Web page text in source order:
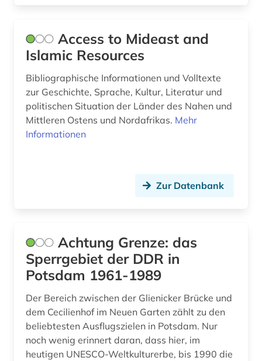
generalgouverneur (1)
darstellende kunst (1)
datenbank (2)
datenverarbeitung (1)
ddr (2)
denkmalschutz (1)
depotfund (1)
desiderius erasmus (1)
deutsch (1)
Access to Mideast and
Islamic Resources
Bibliographische Informationen und Volltexte
zur Geschichte, Sprache, Kultur, Literatur und
politischen Situation der Länder des Nahen und
Mittleren Ostens und Nordafrikas. Mehr
Informationen
Zur Datenbank
Achtung Grenze: das
Sperrgebiet der DDR in
Potsdam 1961-1989
Der Bereich zwischen der Glienicker Brücke und
dem Cecilienhof im Neuen Garten zählt zu den
beliebtesten Ausflugszielen in Potsdam. Nur
noch wenig erinnert daran, dass hier, im
heutigen UNESCO-Weltkulturerbe, bis 1990 die